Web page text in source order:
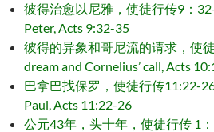
彼得治愈以尼雅，使徒行传9：
Peter, Acts 9:32-35
彼得的异象和哥尼流的请求，使
dream and Cornelius’ call, Acts
巴拿巴找保罗，使徒行传11:22-
Paul, Acts 11:22-26
公元43年，头十年，使徒行传 1